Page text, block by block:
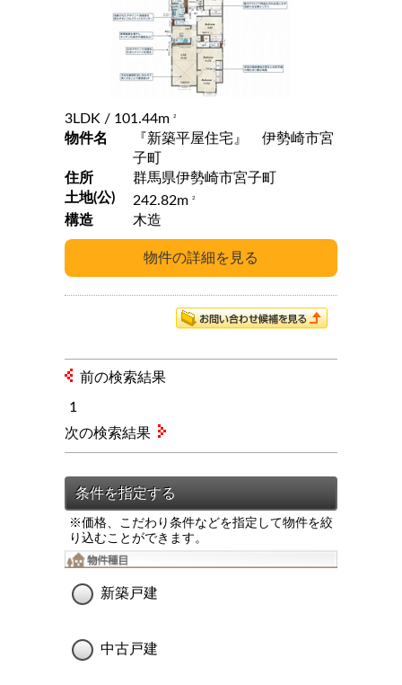
3LDK / 101.44m 2
物件名
『新築平屋住宅』 伊勢崎市宮
子町
住所
群馬県伊勢崎市宮子町
土地(公)
242.82m 2
構造 木造
前の検索結果
1
※価格、こだわり条件などを指定して物件を絞
り込むことができます。
新築戸建
中古戸建